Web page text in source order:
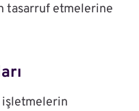
tasarruf etmelerine
işletmelerin